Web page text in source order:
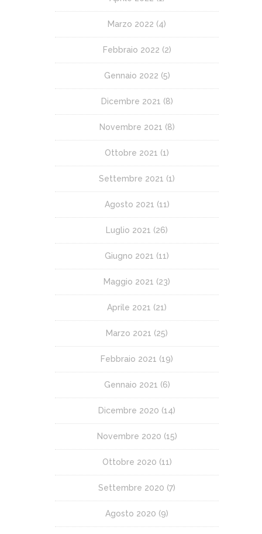
Marzo 2022 (4)
Febbraio 2022 (2)
Gennaio 2022 (5)
Dicembre 2021 (8)
Novembre 2021 (8)
Ottobre 2021 (1)
Settembre 2021 (1)
Agosto 2021 (11)
Luglio 2021 (26)
Giugno 2021 (11)
Maggio 2021 (23)
Aprile 2021 (21)
Marzo 2021 (25)
Febbraio 2021 (19)
Gennaio 2021 (6)
Dicembre 2020 (14)
Novembre 2020 (15)
Ottobre 2020 (11)
Settembre 2020 (7)
Agosto 2020 (9)